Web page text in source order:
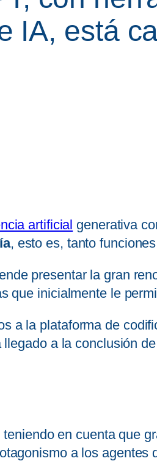
IA, está
artificial generativa
, esto es, tanto
presentar la gran
que inicialmente le
a la plataforma de
a la conclusión
en cuenta que
a los agentes